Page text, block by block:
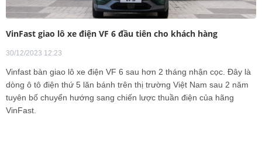
VinFast giao lô xe điện VF 6 đầu tiên cho khách hàng
30/12/2023 12:23
Vinfast bàn giao lô xe điện VF 6 sau hơn 2 tháng nhận cọc. Đây là
dòng ô tô điện thứ 5 lăn bánh trên thị trường Việt Nam sau 2 năm
tuyên bố chuyển hướng sang chiến lược thuần điện của hãng
VinFast.